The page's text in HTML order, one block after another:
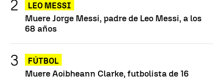
LEO MESSI
Muere Jorge Messi, padre de Leo Messi, a los
68 años
FÚTBOL
Muere Aoibheann Clarke, futbolista de 16